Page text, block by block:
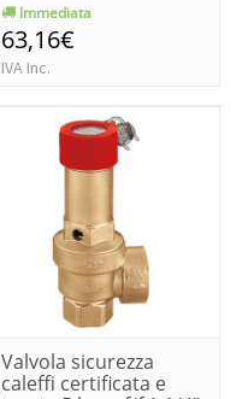
Immediata
63,16€
IVA Inc.
Valvola sicurezza
caleffi certificata e